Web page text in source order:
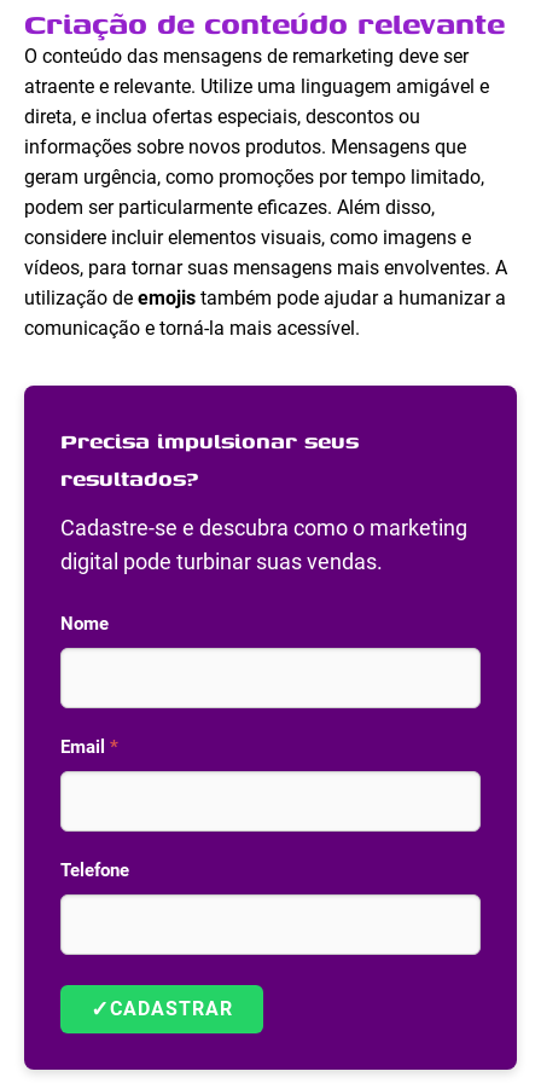
Criação de conteúdo relevante
O conteúdo das mensagens de remarketing deve ser
atraente e relevante. Utilize uma linguagem amigável e
direta, e inclua ofertas especiais, descontos ou
informações sobre novos produtos. Mensagens que
geram urgência, como promoções por tempo limitado,
podem ser particularmente eficazes. Além disso,
considere incluir elementos visuais, como imagens e
vídeos, para tornar suas mensagens mais envolventes. A
utilização de emojis também pode ajudar a humanizar a
comunicação e torná-la mais acessível.
Precisa impulsionar seus
resultados?
Cadastre-se e descubra como o marketing
digital pode turbinar suas vendas.
Nome
Email *
Telefone
✓CADASTRAR